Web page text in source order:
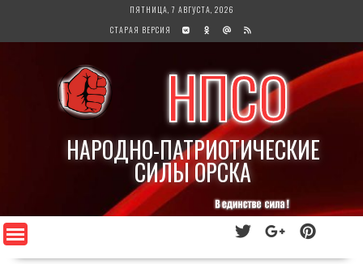
содержимому
ПЯТНИЦА, 7 АВГУСТА, 2026
СТАРАЯ ВЕРСИЯ
НПСО
НАРОДНО-ПАТРИОТИЧЕСКИЕ
СИЛЫ ОРСКА